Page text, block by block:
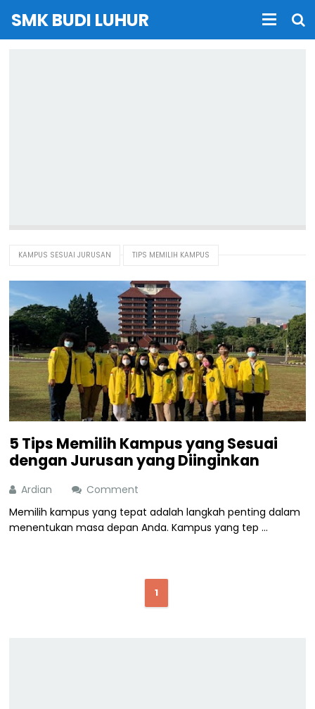
SMK BUDI LUHUR
KAMPUS SESUAI JURUSAN TIPS MEMILIH KAMPUS
5 Tips Memilih Kampus yang Sesuai
dengan Jurusan yang Diinginkan
Ardian
Comment
Memilih kampus yang tepat adalah langkah penting dalam
menentukan masa depan Anda. Kampus yang tep ...
1